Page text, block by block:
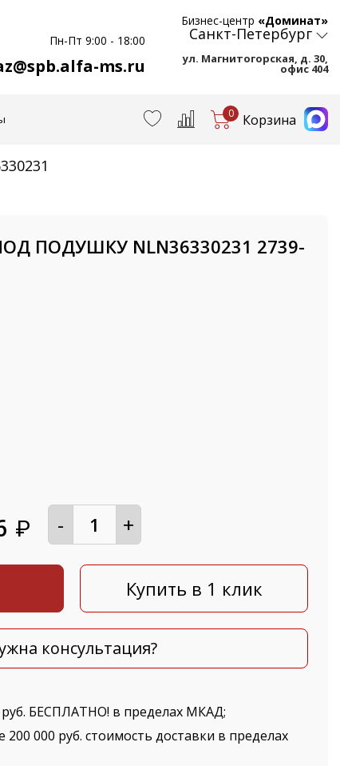
Пн-Пт 9:00 - 18:00
ms.ru
Бизнес-центр «Доминат»
Санкт-Петербург
ул. Магнитогорская, д. 30,
офис 404
0 Корзина
ПОДУШКУ NLN36330231 2739-
₽ - +
Купить в 1 клик
консультация?
руб. БЕСПЛАТНО! в пределах МКАД;
200 000 руб. стоимость доставки в пределах